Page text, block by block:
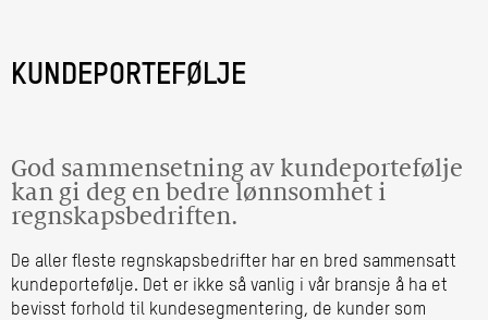
KUNDEPORTEFØLJE
God sammensetning av kundeportefølje
kan gi deg en bedre lønnsomhet i
regnskapsbedriften.
De aller fleste regnskapsbedrifter har en bred sammensatt
kundeportefølje. Det er ikke så vanlig i vår bransje å ha et
bevisst forhold til kundesegmentering, de kunder som